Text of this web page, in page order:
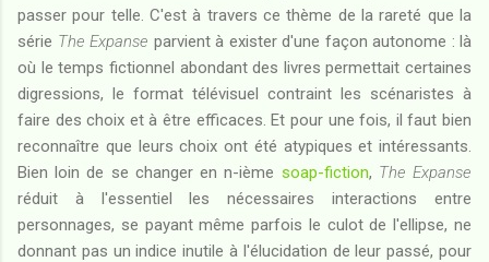
passer pour telle. C'est à travers ce thème de la rareté que la
série The Expanse parvient à exister d'une façon autonome : là
où le temps fictionnel abondant des livres permettait certaines
digressions, le format télévisuel contraint les scénaristes à
faire des choix et à être efficaces. Et pour une fois, il faut bien
reconnaître que leurs choix ont été atypiques et intéressants.
Bien loin de se changer en n-ième soap-fiction, The Expanse
réduit à l'essentiel les nécessaires interactions entre
personnages, se payant même parfois le culot de l'ellipse, ne
donnant pas un indice inutile à l'élucidation de leur passé, pour